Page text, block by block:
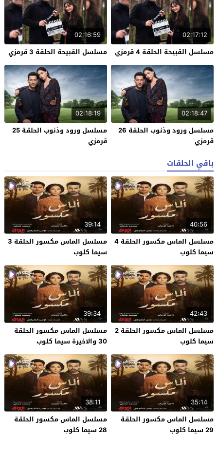
02:17:12
مسلسل القبيحة الحلقة 4 قرمزي
02:16:59
مسلسل القبيحة الحلقة 3 قرمزي
02:18:47
مسلسل ورود وذنوب الحلقة 26
قرمزي
02:18:19
مسلسل ورود وذنوب الحلقة 25
قرمزي
باقي الحلقات
40:56
مسلسل الماس مكسور الحلقة 4
سيما كلوب
39:14
مسلسل الماس مكسور الحلقة 3
سيما كلوب
42:43
مسلسل الماس مكسور الحلقة 2
سيما كلوب
39:34
مسلسل الماس مكسور الحلقة
30 والاخيرة سيما كلوب
35:14
مسلسل الماس مكسور الحلقة
29 سيما كلوب
38:11
مسلسل الماس مكسور الحلقة
28 سيما كلوب